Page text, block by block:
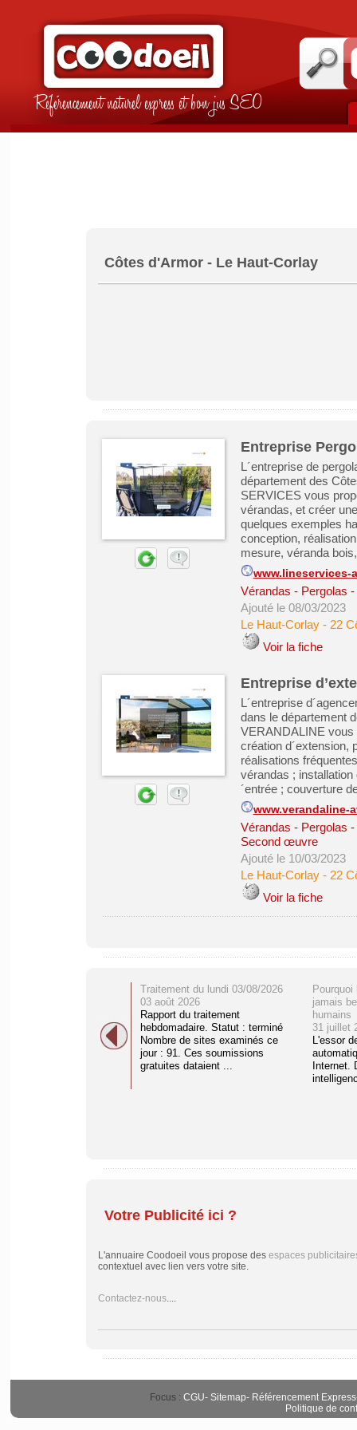
Référencement naturel express et bon jus SEO
Côtes d'Armor - Le Haut-Corlay
Entreprise
L´entreprise de
département des
SERVICES vous
vérandas, et créer
quelques exemples
conception,
mesure, véranda
www.lineservices-
Vérandas - Pergolas
Ajouté le 08/03/2023
Le Haut-Corlay- 22
Voir la fiche
Entreprise
L´entreprise
dans le département
VERANDALINE vous
création d´extension,
réalisations
vérandas ;
´entrée ; couverture
www.verandaline-
Vérandas - Pergolas
Second œuvre
Ajouté le 10/03/2023
Le Haut-Corlay- 22
Voir la fiche
Traitement du lundi 03/08/2026
03 août 2026
Rapport du traitement
hebdomadaire. Statut : terminé
Nombre de sites examinés ce
jour : 91. Ces soumissions
gratuites dataient ...
jamais
humains
31 juillet
L'essor
Internet.
Votre Publicité ici ?
L'annuaire Coodoeil vous propose des espaces
contextuel avec lien vers votre site.
Contactez-nous....
Focus : CGU- Sitemap- Référencement Express
Politique de